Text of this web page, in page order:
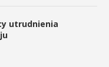
utrudnienia